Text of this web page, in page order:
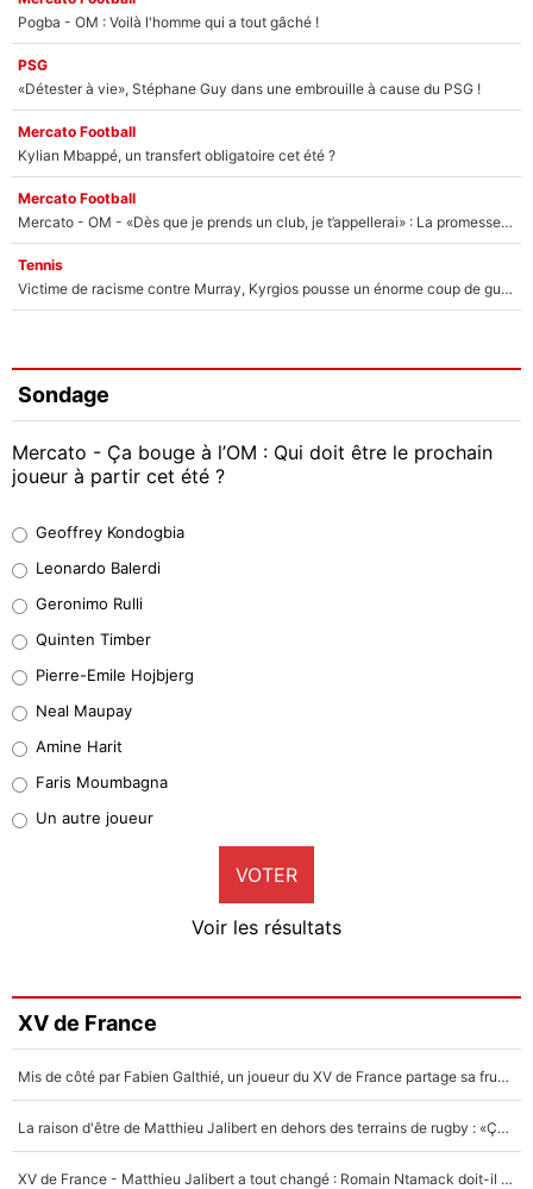
Pogba - OM : Voilà l'homme qui a tout gâché !
PSG
«Détester à vie», Stéphane Guy dans une embrouille à cause du PSG !
Mercato Football
Kylian Mbappé, un transfert obligatoire cet été ?
Mercato Football
Mercato - OM - «Dès que je prends un club, je t’appellerai» : La promesse de Marcelino au moment de claquer la porte
Tennis
Victime de racisme contre Murray, Kyrgios pousse un énorme coup de gueule !
Sondage
Mercato - Ça bouge à l’OM : Qui doit être le prochain
joueur à partir cet été ?
38%
32%
5%
1%
9%
Faris Moumbagna
4%
Un autre joueur
5%
Geoffrey Kondogbia
Leonardo Balerdi
Geronimo Rulli
Quinten Timber
Pierre-Emile Hojbjerg
Neal Maupay
Amine Harit
Faris Moumbagna
Un autre joueur
VOTER
Voir les résultats
XV de France
Mis de côté par Fabien Galthié, un joueur du XV de France partage sa frustration : «ils ne me l’ont pas dit tout de suite»
La raison d'être de Matthieu Jalibert en dehors des terrains de rugby : «Ça m'atteint autant que si tu touches à un membre de ma famille»
XV de France - Matthieu Jalibert a tout changé : Romain Ntamack doit-il s’inquiéter pour sa place à un an de la Coupe du monde ?